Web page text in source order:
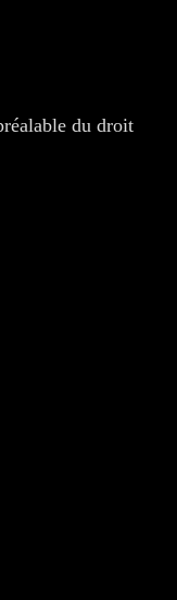
du droit